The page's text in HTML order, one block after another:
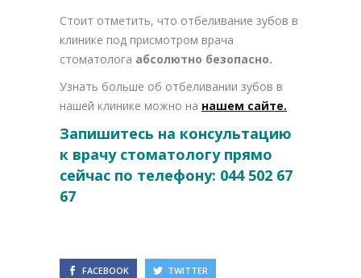
Стоит отметить, что отбеливание зубов в
клинике под присмотром врача
стоматолога абсолютно безопасно.
Узнать больше об отбеливании зубов в
нашей клинике можно на нашем сайте.
Запишитесь на консультацию
к врачу стоматологу прямо
сейчас по телефону: 044 502 67
67
FACEBOOK TWITTER